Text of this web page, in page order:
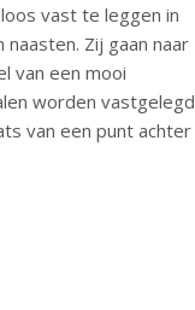
vast te leggen in
Zij gaan naar
van een mooi
worden vastgelegd
van een punt achter